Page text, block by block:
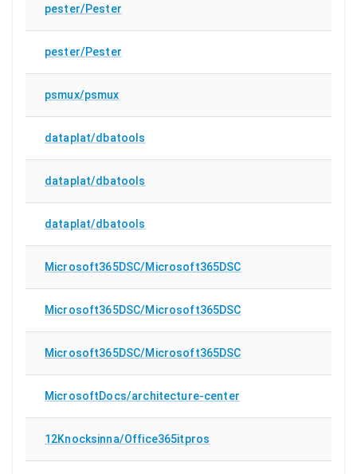
pester/Pester
pester/Pester
psmux/psmux
dataplat/dbatools
dataplat/dbatools
dataplat/dbatools
Microsoft365DSC/Microsoft365DSC
Microsoft365DSC/Microsoft365DSC
Microsoft365DSC/Microsoft365DSC
MicrosoftDocs/architecture-center
12Knocksinna/Office365itpros